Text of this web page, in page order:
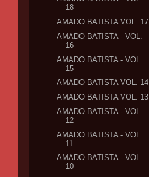
18
AMADO BATISTA VOL. 17
AMADO BATISTA - VOL.
16
AMADO BATISTA - VOL.
15
AMADO BATISTA VOL. 14
AMADO BATISTA VOL. 13
AMADO BATISTA - VOL.
12
AMADO BATISTA - VOL.
11
AMADO BATISTA - VOL.
10